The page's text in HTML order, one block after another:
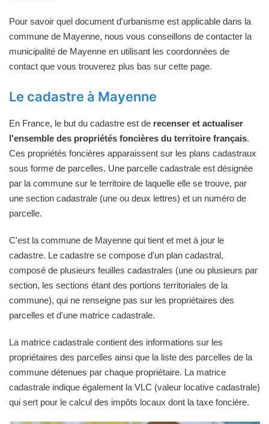
Pour savoir quel document d'urbanisme est applicable dans la
commune de Mayenne, nous vous conseillons de contacter la
municipalité de Mayenne en utilisant les coordonnées de
contact que vous trouverez plus bas sur cette page.
Le cadastre à Mayenne
En France, le but du cadastre est de recenser et actualiser
l'ensemble des propriétés foncières du territoire français.
Ces propriétés foncières apparaissent sur les plans cadastraux
sous forme de parcelles. Une parcelle cadastrale est désignée
par la commune sur le territoire de laquelle elle se trouve, par
une section cadastrale (une ou deux lettres) et un numéro de
parcelle.
C'est la commune de Mayenne qui tient et met à jour le
cadastre. Le cadastre se compose d'un plan cadastral,
composé de plusieurs feuilles cadastrales (une ou plusieurs par
section, les sections étant des portions territoriales de la
commune), qui ne renseigne pas sur les propriétaires des
parcelles et d'une matrice cadastrale.
La matrice cadastrale contient des informations sur les
propriétaires des parcelles ainsi que la liste des parcelles de la
commune détenues par chaque propriétaire. La matrice
cadastrale indique également la VLC (valeur locative cadastrale)
qui sert pour le calcul des impôts locaux dont la taxe foncière.